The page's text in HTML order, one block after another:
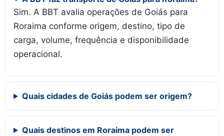
Sim. A BBT avalia operações de Goiás para
Roraima conforme origem, destino, tipo de
carga, volume, frequência e disponibilidade
operacional.
Quais cidades de Goiás podem ser origem?
Quais destinos em Roraima podem ser